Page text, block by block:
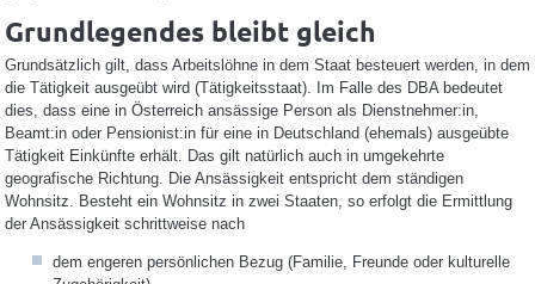
Grundlegendes bleibt gleich
Grundsätzlich gilt, dass Arbeitslöhne in dem Staat besteuert werden, in dem
die Tätigkeit ausgeübt wird (Tätigkeitsstaat). Im Falle des DBA bedeutet
dies, dass eine in Österreich ansässige Person als Dienstnehmer:in,
Beamt:in oder Pensionist:in für eine in Deutschland (ehemals) ausgeübte
Tätigkeit Einkünfte erhält. Das gilt natürlich auch in umgekehrte
geografische Richtung. Die Ansässigkeit entspricht dem ständigen
Wohnsitz. Besteht ein Wohnsitz in zwei Staaten, so erfolgt die Ermittlung
der Ansässigkeit schrittweise nach
dem engeren persönlichen Bezug (Familie, Freunde oder kulturelle